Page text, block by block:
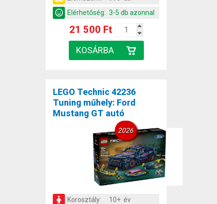
Elérhetőség: 3-5 db azonnal
21 500 Ft
LEGO Technic 42236
Tuning műhely: Ford
Mustang GT autó
2026
Korosztály:
10+ év